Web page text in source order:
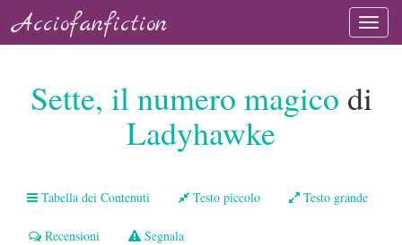
Acciofanfiction
Sette, il numero magico di
Ladyhawke
Tabella dei Contenuti Testo piccolo Testo grande
Recensioni Segnala